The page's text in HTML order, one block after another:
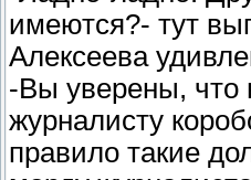
имеются?- тут
Алексеева
-Вы уверены, что
журналисту
правило такие